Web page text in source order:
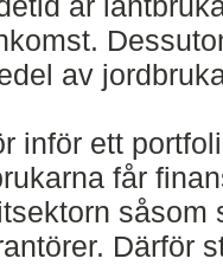
av
inför ett
får
såsom
Därför